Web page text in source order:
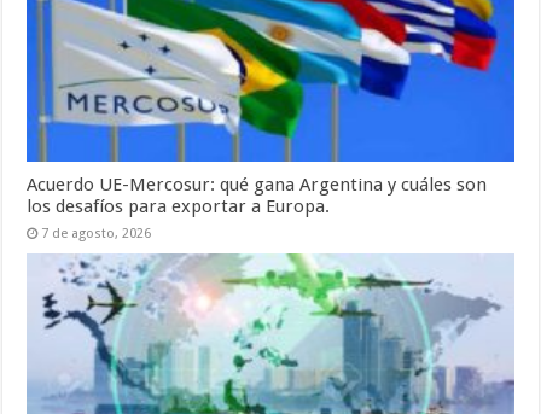
Acuerdo UE-Mercosur: qué gana Argentina y cuáles son
los desafíos para exportar a Europa.
7 de agosto, 2026